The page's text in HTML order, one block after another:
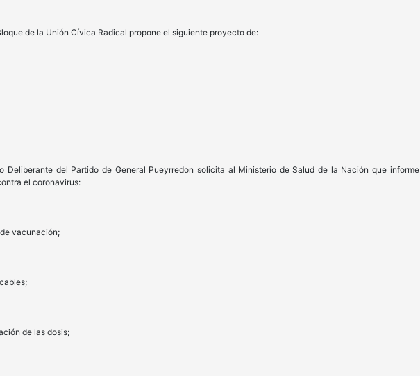
de la Unión Cívica Radical propone el siguiente proyecto de:
Deliberante del Partido de General Pueyrredon solicita al Ministerio de Salud de la Nación que
el coronavirus:
vacunación;
de las dosis;